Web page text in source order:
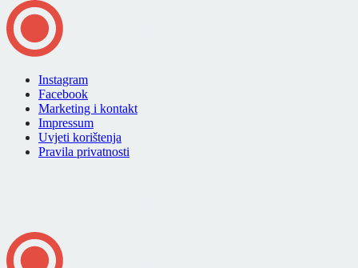
Instagram
Facebook
Marketing i kontakt
Impressum
Uvjeti korištenja
Pravila privatnosti